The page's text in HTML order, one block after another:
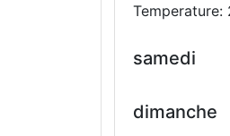
Temperature:
samedi
dimanche